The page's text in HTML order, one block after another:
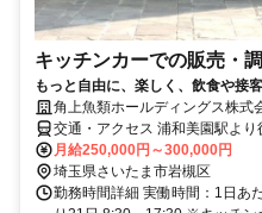
キッチンカーでの販売・
もっと自由に、楽しく、飲食や接
角上魚類ホールディングス株式
交通・アクセス 浦和美園駅より
月給250,000円～300,000円
埼玉県さいたま市岩槻区
勤務時間詳細 実働時間：1日あ